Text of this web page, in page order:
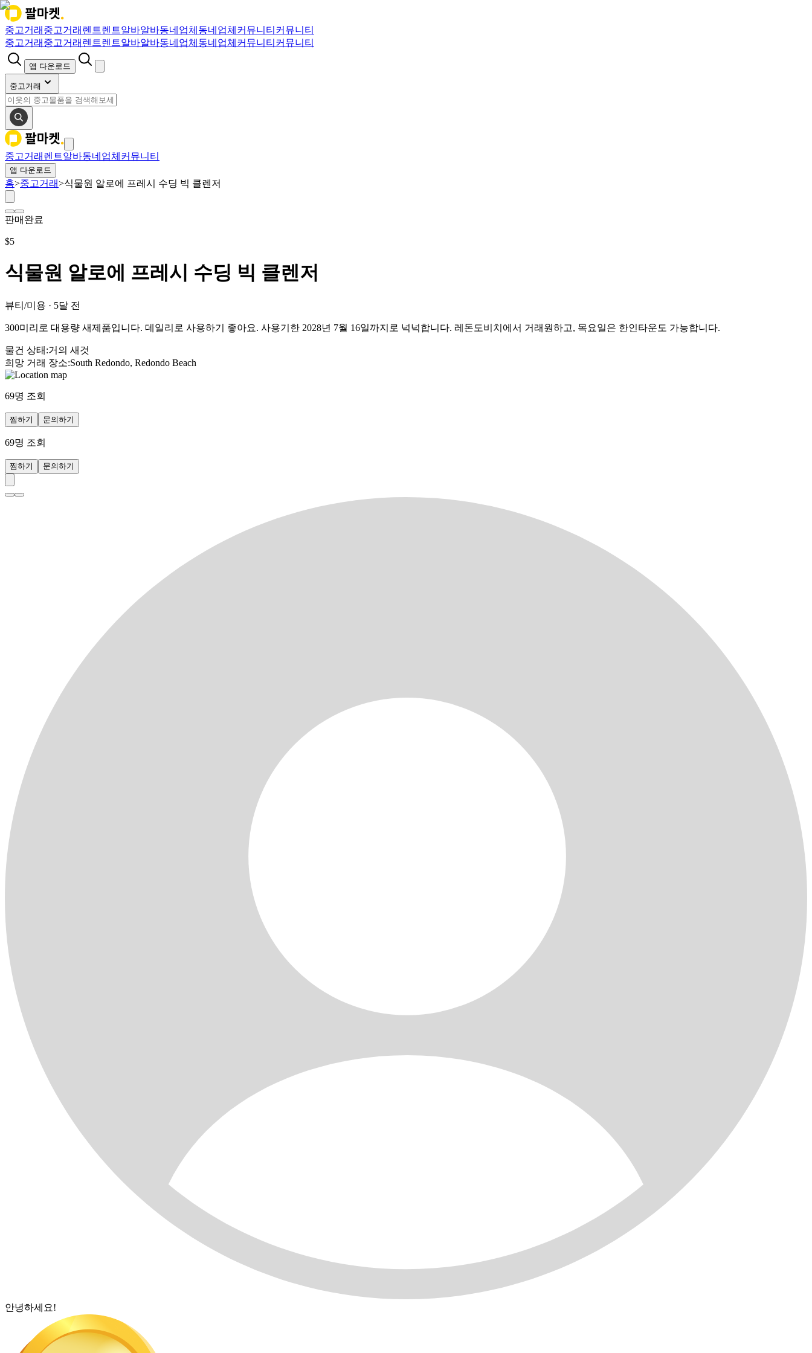
중고거래 중고거래 렌트렌트알바알바동네업체 동네업체 커뮤니티 커뮤니티
중고거래 중고거래 렌트렌트알바알바동네업체 동네업체 커뮤니티 커뮤니티
앱 다운로드
중고거래
중고거래 렌트알바동네업체 커뮤니티
앱 다운로드
홈>중고거래>식물원 알로에 프레시 수딩 빅 클렌저
판매완료
$5
식물원 알로에 프레시 수딩 빅 클렌저
뷰티/미용 · 5달 전
300미리로 대용량 새제품입니다. 데일리로 사용하기 좋아요. 사용기한 2028년 7월 16일까지로 넉넉합니다. 레돈도비치에서 거래원하고, 목요일은 한인타운도 가능합니다.
물건 상태 :거의 새것
희망 거래 장소:South Redondo, Redondo Beach
69명 조회
찜하기 문의하기
69명 조회
찜하기 문의하기
안녕하세요!